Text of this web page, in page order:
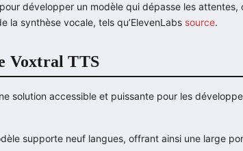
développer un modèle qui dépasse les attentes,
la synthèse vocale, tels qu’ElevenLabs source.
Voxtral TTS
solution accessible et puissante pour les
supporte neuf langues, offrant ainsi une large